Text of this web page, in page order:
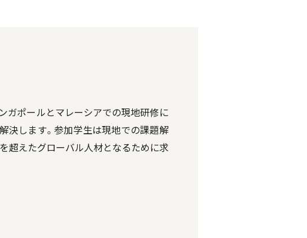
ガポールとマレーシアでの現地研修に
決します。参加学生は現地での課題解
超えたグローバル人材となるために求